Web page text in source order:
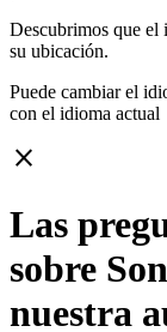
Descubrimos que el
su ubicación.
Puede cambiar el
con el idioma actual
close
Las
sobre
nuestra